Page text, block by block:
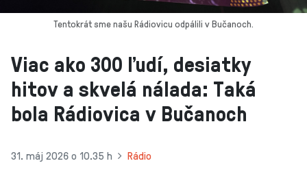
Viac ako 300 ľudí, desiatky
hitov a skvelá nálada: Taká
bola Rádiovica v Bučanoch
31. máj 2026 o 10.35 h Rádio
Tentokrát sme našu Rádiovicu odpálili v Bučanoch.